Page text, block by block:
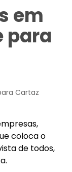
em
para
Cartaz
coloca o
de todos,